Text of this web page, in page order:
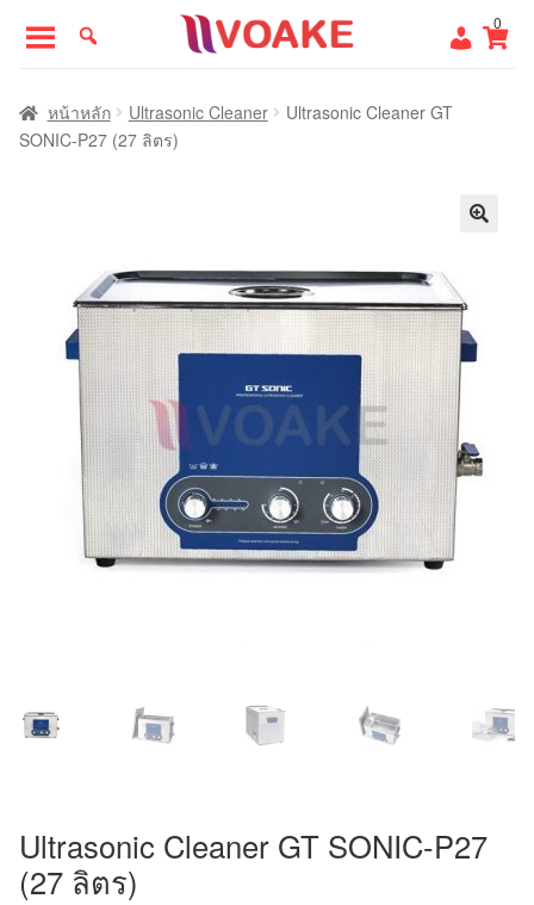
to
navigation
to
content
0
หน้าแรก
หน้าหลัก Ultrasonic Cleaner
Ultrasonic Cleaner GT
SONIC-P27 (27 ลิตร)
Ultrasonic Cleaner GT SONIC-P27
(27 ลิตร)